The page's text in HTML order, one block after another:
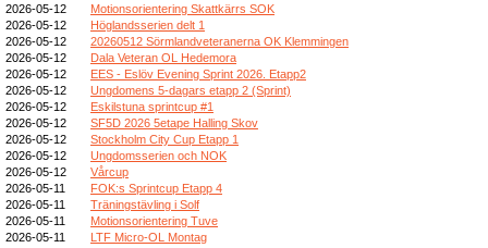
2026-05-12
Motionsorientering Skattkärrs SOK
2026-05-12
Höglandsserien delt 1
2026-05-12
20260512 Sörmlandveteranerna OK Klemmingen
2026-05-12
Dala Veteran OL Hedemora
2026-05-12
EES - Eslöv Evening Sprint 2026. Etapp2
2026-05-12
Ungdomens 5-dagars etapp 2 (Sprint)
2026-05-12
Eskilstuna sprintcup #1
2026-05-12
SF5D 2026 5etape Halling Skov
2026-05-12
Stockholm City Cup Etapp 1
2026-05-12
Ungdomsserien och NOK
2026-05-12
Vårcup
2026-05-11
FOK:s Sprintcup Etapp 4
2026-05-11
Träningstävling i Solf
2026-05-11
Motionsorientering Tuve
2026-05-11
LTF Micro-OL Montag